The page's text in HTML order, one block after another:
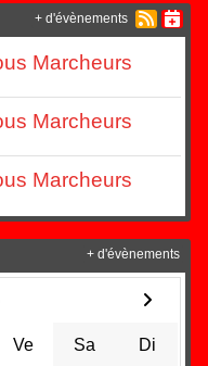
Marcheurs
Marcheurs
Marcheurs
+ d'évènements
Ve Sa Di
+ d'évènements